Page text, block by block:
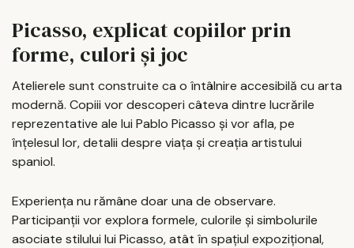
Picasso, explicat copiilor prin
forme, culori și joc
Atelierele sunt construite ca o întâlnire accesibilă cu arta
modernă. Copiii vor descoperi câteva dintre lucrările
reprezentative ale lui Pablo Picasso și vor afla, pe
înțelesul lor, detalii despre viața și creația artistului
spaniol.
Experiența nu rămâne doar una de observare.
Participanții vor explora formele, culorile și simbolurile
asociate stilului lui Picasso, atât în spațiul expozițional,